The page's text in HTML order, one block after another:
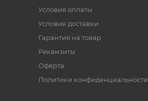
Условия оплаты
Условия доставки
Гарантия на товар
Реквизиты
Оферта
Политики конфиденциальности